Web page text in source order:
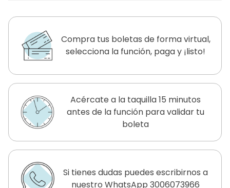
Compra tus boletas de forma virtual,
selecciona la función, paga y ¡listo!
Acércate a la taquilla 15 minutos
antes de la función para validar tu
boleta
Si tienes dudas puedes escribirnos a
nuestro WhatsApp 3006073966